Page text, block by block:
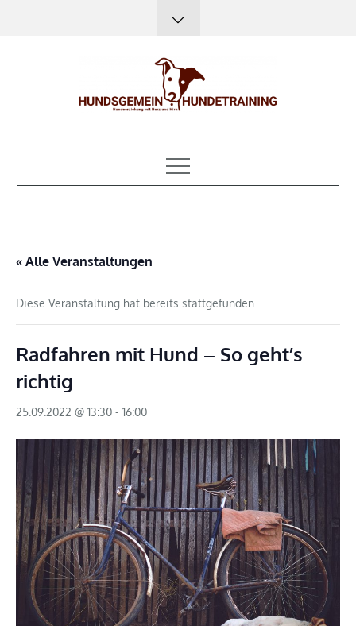
Hundsgemein?
Hundetraining
« Alle Veranstaltungen
Diese Veranstaltung hat bereits stattgefunden.
Radfahren mit Hund – So geht’s
richtig
25.09.2022 @ 13:30 - 16:00